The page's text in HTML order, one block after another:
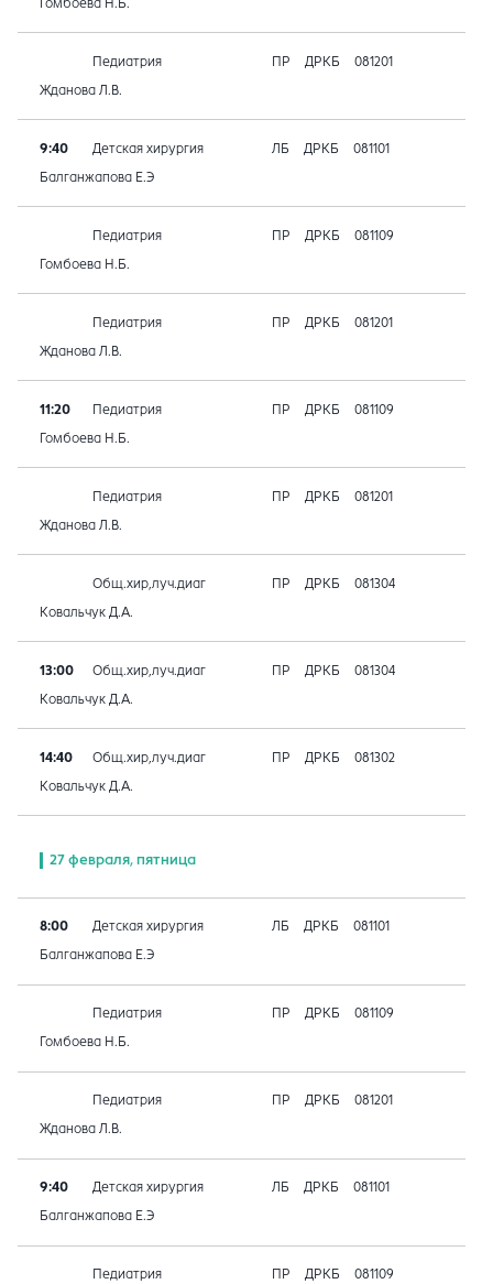
Гомбоева Н.Б.
Педиатрия ПР ДРКБ 081201
Жданова Л.В.
9:40 Детская хирургия ЛБ ДРКБ 081101
Балганжапова Е.Э
Педиатрия ПР ДРКБ 081109
Гомбоева Н.Б.
Педиатрия ПР ДРКБ 081201
Жданова Л.В.
11:20 Педиатрия ПР ДРКБ 081109
Гомбоева Н.Б.
Педиатрия ПР ДРКБ 081201
Жданова Л.В.
Общ.хир,луч.диаг ПР ДРКБ 081304
Ковальчук Д.А.
13:00 Общ.хир,луч.диаг ПР ДРКБ 081304
Ковальчук Д.А.
14:40 Общ.хир,луч.диаг ПР ДРКБ 081302
Ковальчук Д.А.
27 февраля, пятница
8:00 Детская хирургия ЛБ ДРКБ 081101
Балганжапова Е.Э
Педиатрия ПР ДРКБ 081109
Гомбоева Н.Б.
Педиатрия ПР ДРКБ 081201
Жданова Л.В.
9:40 Детская хирургия ЛБ ДРКБ 081101
Балганжапова Е.Э
Педиатрия ПР ДРКБ 081109